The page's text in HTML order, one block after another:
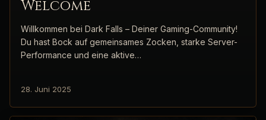
Welcome
Willkommen bei Dark Falls – Deiner Gaming-Community!
Du hast Bock auf gemeinsames Zocken, starke Server-
Performance und eine aktive…
28. Juni 2025